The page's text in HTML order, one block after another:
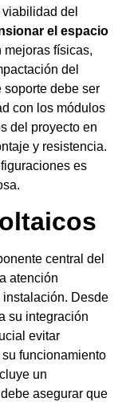
del
el espacio
mejoras físicas,
del
soporte debe ser
con los módulos
del proyecto en
y resistencia.
es
central del
atención
instalación. Desde
su integración
evitar
funcionamiento
un
asegurar que